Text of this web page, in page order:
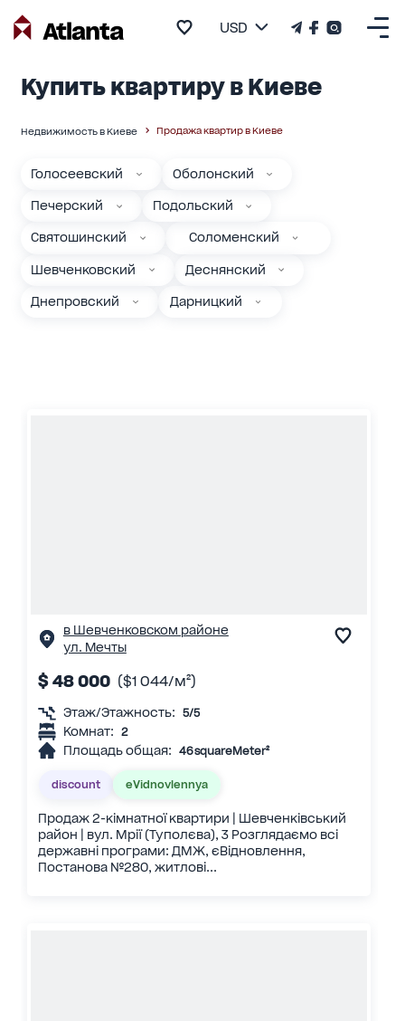
USD
Купить квартиру в Киеве
Недвижимость в Киеве Продажа квартир в Киеве
Голосеевский Оболонский
Печерский Подольский
Святошинский Соломенский
Шевченковский Деснянский
Днепровский Дарницкий
в Шевченковском районе
ул. Мечты
$ 48 000 ($1 044/м²)
Этаж/Этажность: 5/5
Комнат: 2
Площадь общая: 46 squareMeter²
discount eVidnovlennya
Продаж 2-кімнатної квартири | Шевченківський
район | вул. Мрії (Туполєва), 3 Розглядаємо всі
державні програми: ДМЖ, єВідновлення,
Постанова №280, житлові...